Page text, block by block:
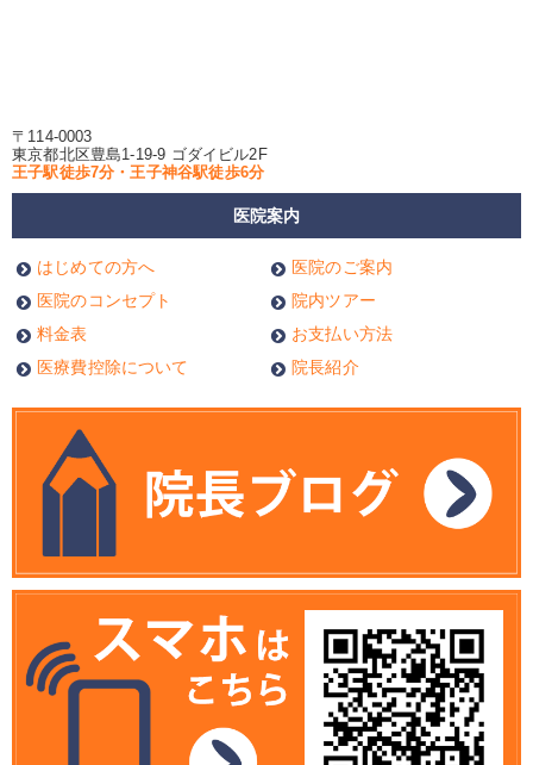
〒114-0003
東京都北区豊島1-19-9 ゴダイビル2F
王子駅徒歩7分・王子神谷駅徒歩6分
医院案内
はじめての方へ
医院のご案内
医院のコンセプト
院内ツアー
料金表
お支払い方法
医療費控除について
院長紹介